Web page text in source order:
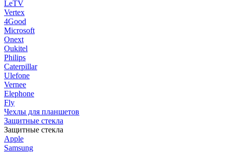
LeTV
Vertex
4Good
Microsoft
Onext
Oukitel
Philips
Caterpillar
Ulefone
Vernee
Elephone
Fly
Чехлы для планшетов
Защитные стекла
Защитные стекла
Apple
Samsung